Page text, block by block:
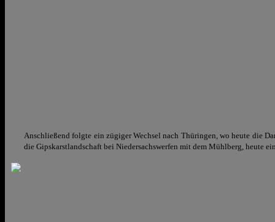
Anschließend folgte ein zügiger Wechsel nach Thüringen, wo heute die
die Gipskarstlandschaft bei Niedersachswerfen mit dem Mühlberg, heute